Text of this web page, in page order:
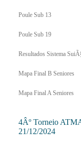
Poule Sub 13
Poule Sub 19
Resultados Sistema
Mapa Final B Seniores
Mapa Final A Seniores
4Âº Torneio
21/12/2024